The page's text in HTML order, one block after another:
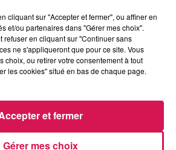
moments de la Ligne des Auditeurs
cliquant sur "Accepter et fermer", ou affiner en
et/ou partenaires dans "Gérer mes choix".
refuser en cliquant sur "Continuer sans
ne s'appliqueront que pour ce site. Vous
choix, ou retirer votre consentement à tout
les cookies" situé en bas de chaque page.
Gérer mes choix
et fermer